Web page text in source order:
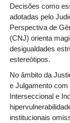
Plantão
Cadastrar
Listar
Portal
Inscrição
grau
Perguntas
Eventos
Decisões como
adotadas pelo
Perspectiva de
(CNJ) orienta
desigualdades
estereótipos.
No âmbito da
e Julgamento
Interseccional e
institucionais